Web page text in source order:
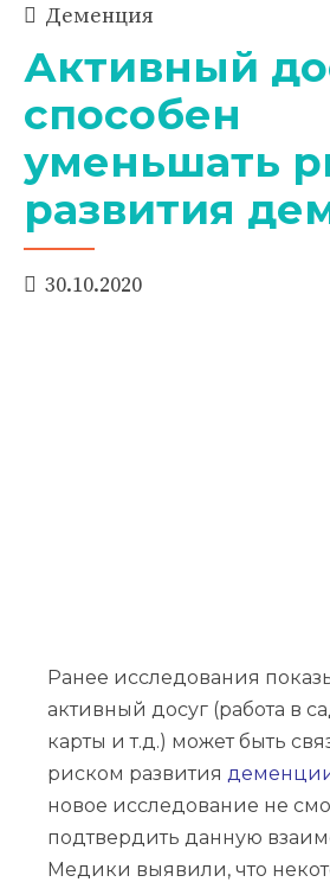
Деменция
Активный
способен
уменьшать
развития
30.10.2020
Ранее исследования
активный досуг (работа в
карты и т.д.) может быть
риском развития
новое исследование не
подтвердить данную
Медики выявили, что